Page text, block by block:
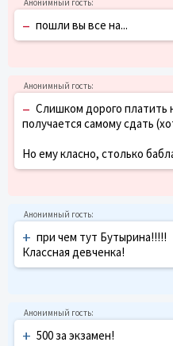
– пошли вы все на...
– Слишком дорого платить
получается самому сдать
Но ему класно, столько
+ при чем тут Бутырина!!!!!
Классная девченка!
+ 500 за экзамен!